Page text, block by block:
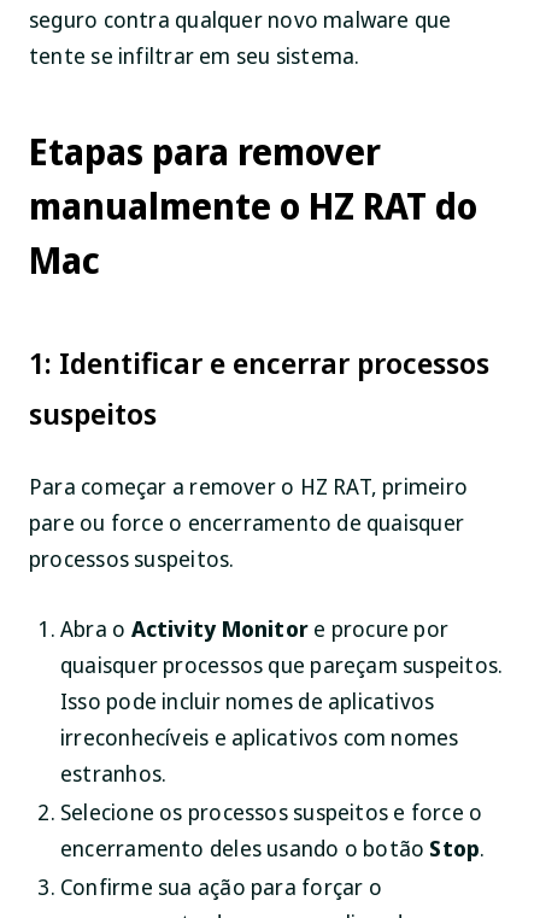
seguro contra qualquer novo malware que
tente se infiltrar em seu sistema.
Etapas para remover
manualmente o HZ RAT do
Mac
1: Identificar e encerrar processos
suspeitos
Para começar a remover o HZ RAT, primeiro
pare ou force o encerramento de quaisquer
processos suspeitos.
Abra o Activity Monitor e procure por
quaisquer processos que pareçam suspeitos.
Isso pode incluir nomes de aplicativos
irreconhecíveis e aplicativos com nomes
estranhos.
Selecione os processos suspeitos e force o
encerramento deles usando o botão Stop.
Confirme sua ação para forçar o